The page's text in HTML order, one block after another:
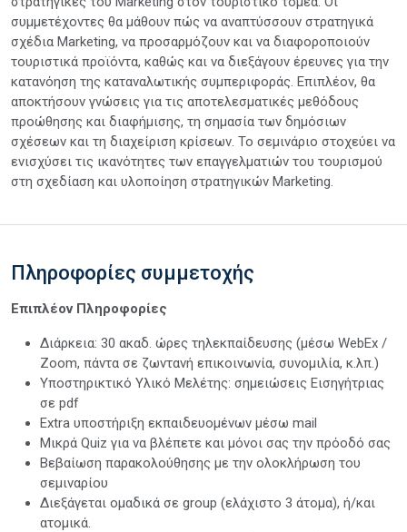
συμμετέχοντες θα μάθουν πώς να αναπτύσσουν στρατηγικά
σχέδια Marketing, να προσαρμόζουν και να διαφοροποιούν
τουριστικά προϊόντα, καθώς και να διεξάγουν έρευνες για την
κατανόηση της καταναλωτικής συμπεριφοράς. Επιπλέον, θα
αποκτήσουν γνώσεις για τις αποτελεσματικές μεθόδους
προώθησης και διαφήμισης, τη σημασία των δημόσιων
σχέσεων και τη διαχείριση κρίσεων. Το σεμινάριο στοχεύει να
ενισχύσει τις ικανότητες των επαγγελματιών του τουρισμού
στη σχεδίαση και υλοποίηση στρατηγικών Marketing.
Πληροφορίες συμμετοχής
Επιπλέον Πληροφορίες
Διάρκεια: 30 ακαδ. ώρες τηλεκπαίδευσης (μέσω WebEx /
Zoom, πάντα σε ζωντανή επικοινωνία, συνομιλία, κ.λπ.)
Υποστηρικτικό Υλικό Μελέτης: σημειώσεις Εισηγήτριας
σε pdf
Extra υποστήριξη εκπαιδευομένων μέσω mail
Μικρά Quiz για να βλέπετε και μόνοι σας την πρόοδό σας
Βεβαίωση παρακολούθησης με την ολοκλήρωση του
σεμιναρίου
Διεξάγεται ομαδικά σε group (ελάχιστο 3 άτομα), ή/και
ατομικά.